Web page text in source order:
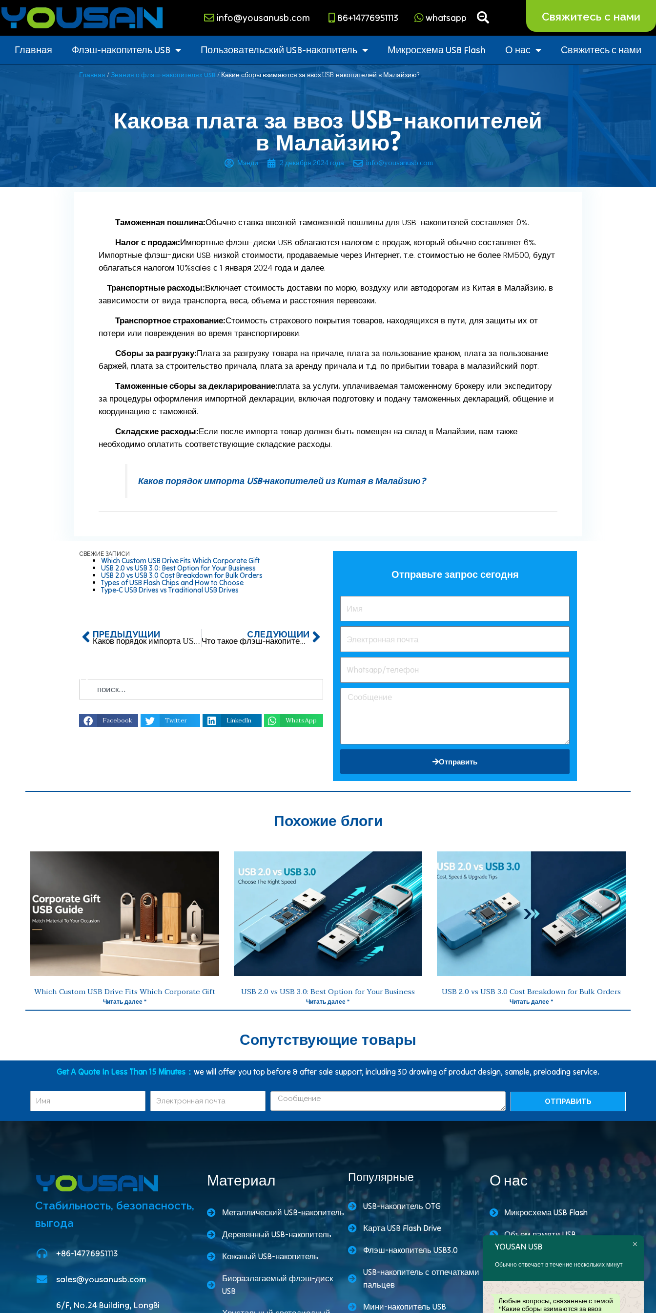
info@yousanusb.com 86+14776951113 whatsapp Свяжитесь с нами
Главная Флэш-накопитель USB Пользовательский USB-накопитель Микросхема USB Flash О нас Свяжитесь с нами
Главная / Знания о флэш-накопителях USB / Какие сборы взимаются за ввоз USB-накопителей в Малайзию?
Какова плата за ввоз USB-накопителей
в Малайзию?
Мэнди 2 декабря 2024 года info@yousanusb.com
Таможенная пошлина:Обычно ставка ввозной таможенной пошлины для USB-накопителей составляет 0%.
Налог с продаж:Импортные флэш-диски USB облагаются налогом с продаж, который обычно составляет 6%.
Импортные флэш-диски USB низкой стоимости, продаваемые через Интернет, т.е. стоимостью не более RM500, будут
облагаться налогом 10%sales с 1 января 2024 года и далее.
Транспортные расходы:Включает стоимость доставки по морю, воздуху или автодорогам из Китая в Малайзию, в
зависимости от вида транспорта, веса, объема и расстояния перевозки.
Транспортное страхование:Стоимость страхового покрытия товаров, находящихся в пути, для защиты их от
потери или повреждения во время транспортировки.
Сборы за разгрузку:Плата за разгрузку товара на причале, плата за пользование краном, плата за пользование
баржей, плата за строительство причала, плата за аренду причала и т.д. по прибытии товара в малазийский порт.
Таможенные сборы за декларирование:плата за услуги, уплачиваемая таможенному брокеру или экспедитору
за процедуры оформления импортной декларации, включая подготовку и подачу таможенных деклараций, общение и
координацию с таможней.
Складские расходы:Если после импорта товар должен быть помещен на склад в Малайзии, вам также
необходимо оплатить соответствующие складские расходы.
Каков порядок импорта USB-накопителей из Китая в Малайзию?
СВЕЖИЕ ЗАПИСИ
Which Custom USB Drive Fits Which Corporate Gift
USB 2.0 vs USB 3.0: Best Option for Your Business
USB 2.0 vs USB 3.0 Cost Breakdown for Bulk Orders
Types of USB Flash Chips and How to Choose
Type-C USB Drives vs Traditional USB Drives
ПРЕДЫДУЩИЙ
Каков порядок импорта USB-накопителей из Китая в Малайзию?
СЛЕДУЮЩИЙ
Что такое флэш-накопитель USB?
Facebook Twitter LinkedIn WhatsApp
Отправьте запрос сегодня
Отправить
Похожие блоги
Which Custom USB Drive Fits Which Corporate Gift
Читать далее "
USB 2.0 vs USB 3.0: Best Option for Your Business
Читать далее "
USB 2.0 vs USB 3.0 Cost Breakdown for Bulk Orders
Читать далее "
Сопутствующие товары
Get A Quote In Less Than 15 Minutes： we will offer you top before & after sale support, including 3D drawing of product design, sample, preloading service.
ОТПРАВИТЬ
Стабильность, безопасность,
выгода
+86-14776951113
sales@yousanusb.com
6/F, No.24 Building, LongBi
Материал
Металлический USB-накопитель
Деревянный USB-накопитель
Кожаный USB-накопитель
Биоразлагаемый флэш-диск
USB
Популярные
USB-накопитель OTG
Карта USB Flash Drive
Флэш-накопитель USB3.0
USB-накопитель с отпечатками
пальцев
Мини-накопитель USB
О нас
Микросхема USB Flash
Объем памяти USB
YOUSAN USB
Обычно отвечает в течение нескольких минут
Любые вопросы, связанные с темой
"Какие сборы взимаются за ввоз